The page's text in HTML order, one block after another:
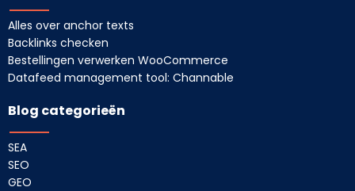
Alles over anchor texts
Backlinks checken
Bestellingen verwerken WooCommerce
Datafeed management tool: Channable
Blog categorieën
SEA
SEO
GEO